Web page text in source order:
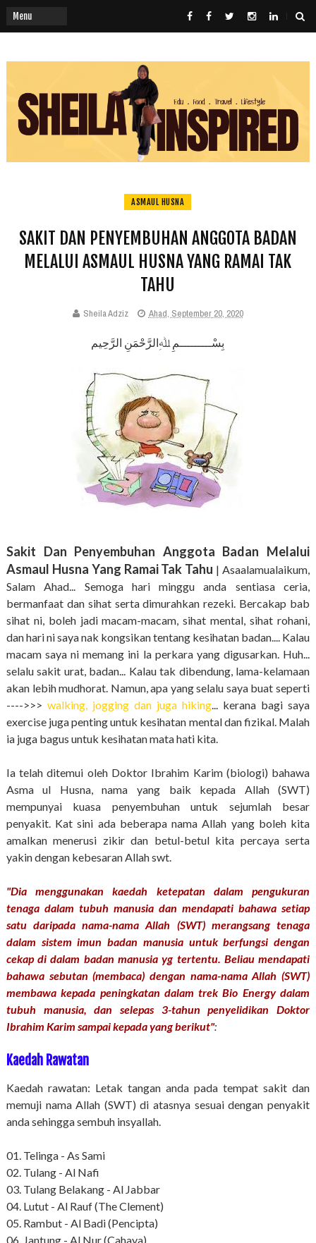
ASMAUL HUSNA
SAKIT DAN PENYEMBUHAN ANGGOTA BADAN
MELALUI ASMAUL HUSNA YANG RAMAI TAK
TAHU
Sheila Adziz Ahad, September 20, 2020
بِسْـــــــــمِ ﷲِالرَّحْمَنِ الرَّحِيم
Sakit Dan Penyembuhan Anggota Badan Melalui
Asmaul Husna Yang Ramai Tak Tahu | Asaalamualaikum,
Salam Ahad... Semoga hari minggu anda sentiasa ceria,
bermanfaat dan sihat serta dimurahkan rezeki. Bercakap bab
sihat ni, boleh jadi macam-macam, sihat mental, sihat rohani,
dan hari ni saya nak kongsikan tentang kesihatan badan.... Kalau
macam saya ni memang ini la perkara yang digusarkan. Huh...
selalu sakit urat, badan... Kalau tak dibendung, lama-kelamaan
akan lebih mudhorat. Namun, apa yang selalu saya buat seperti
---->>> walking, jogging dan juga hiking... kerana bagi saya
exercise juga penting untuk kesihatan mental dan fizikal. Malah
ia juga bagus untuk kesihatan mata hati kita.
Ia telah ditemui oleh Doktor Ibrahim Karim (biologi) bahawa
Asma ul Husna, nama yang baik kepada Allah (SWT)
mempunyai kuasa penyembuhan untuk sejumlah besar
penyakit. Kat sini ada beberapa nama Allah yang boleh kita
amalkan menerusi zikir dan betul-betul kita percaya serta
yakin dengan kebesaran Allah swt.
"Dia menggunakan kaedah ketepatan dalam pengukuran
tenaga dalam tubuh manusia dan mendapati bahawa setiap
satu daripada nama-nama Allah (SWT) merangsang tenaga
dalam sistem imun badan manusia untuk berfungsi dengan
cekap di dalam badan manusia yg tertentu. Beliau mendapati
bahawa sebutan (membaca) dengan nama-nama Allah (SWT)
membawa kepada peningkatan dalam trek Bio Energy dalam
tubuh manusia, dan selepas 3-tahun penyelidikan Doktor
Ibrahim Karim sampai kepada yang berikut":
Kaedah Rawatan
Kaedah rawatan: Letak tangan anda pada tempat sakit dan
memuji nama Allah (SWT) di atasnya sesuai dengan penyakit
anda sehingga sembuh insyallah.
01. Telinga - As Sami
02. Tulang - Al Nafi
03. Tulang Belakang - Al Jabbar
04. Lutut - Al Rauf (The Clement)
05. Rambut - Al Badi (Pencipta)
06. Jantung - Al Nur (Cahaya)